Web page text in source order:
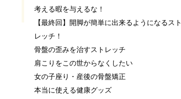
考える暇を与えるな！
【最終回】開脚が簡単に出来るようになるスト
レッチ！
骨盤の歪みを治すストレッチ
肩こりをこの世からなくしたい
女の子座り・産後の骨盤矯正
本当に使える健康グッズ